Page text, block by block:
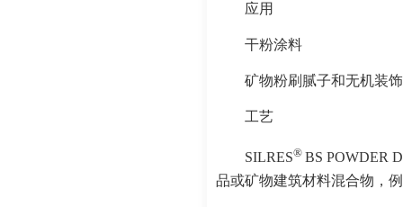
应用
干粉涂料
矿物粉刷腻子和无机装
工艺
SILRES® BS POWDER
品或矿物建筑材料混合物，